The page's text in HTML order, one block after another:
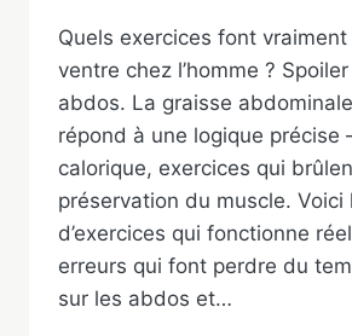
Quels exercices font
ventre chez l’homme ?
abdos. La graisse
répond à une logique
calorique, exercices qui
préservation du muscle. Voici
d’exercices qui fonctionne
erreurs qui font perdre du
sur les abdos et…